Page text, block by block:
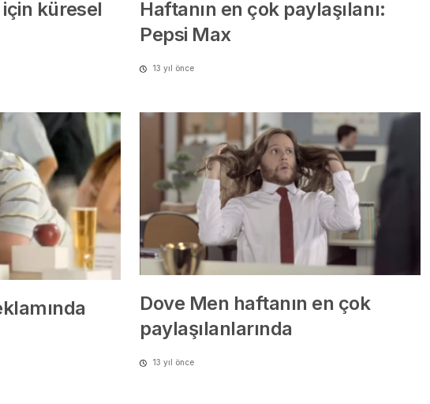
küresel
Haftanın en çok paylaşılanı:
Pepsi Max
13 yıl önce
Dove Men haftanın en çok
paylaşılanlarında
13 yıl önce